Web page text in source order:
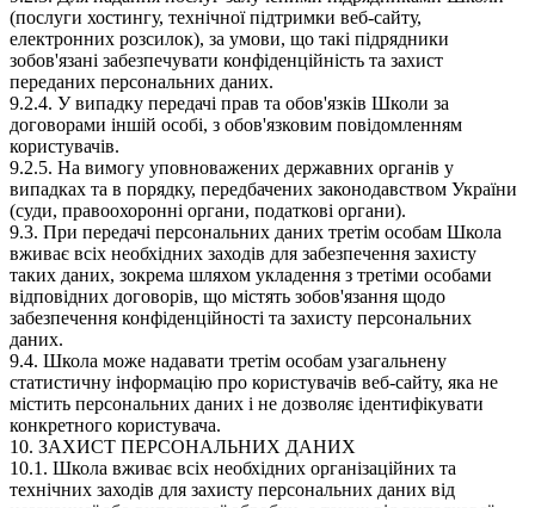
(послуги хостингу, технічної підтримки веб-сайту,
електронних розсилок), за умови, що такі підрядники
зобов'язані забезпечувати конфіденційність та захист
переданих персональних даних.
9.2.4. У випадку передачі прав та обов'язків Школи за
договорами іншій особі, з обов'язковим повідомленням
користувачів.
9.2.5. На вимогу уповноважених державних органів у
випадках та в порядку, передбачених законодавством України
(суди, правоохоронні органи, податкові органи).
9.3. При передачі персональних даних третім особам Школа
вживає всіх необхідних заходів для забезпечення захисту
таких даних, зокрема шляхом укладення з третіми особами
відповідних договорів, що містять зобов'язання щодо
забезпечення конфіденційності та захисту персональних
даних.
9.4. Школа може надавати третім особам узагальнену
статистичну інформацію про користувачів веб-сайту, яка не
містить персональних даних і не дозволяє ідентифікувати
конкретного користувача.
10. ЗАХИСТ ПЕРСОНАЛЬНИХ ДАНИХ
10.1. Школа вживає всіх необхідних організаційних та
технічних заходів для захисту персональних даних від